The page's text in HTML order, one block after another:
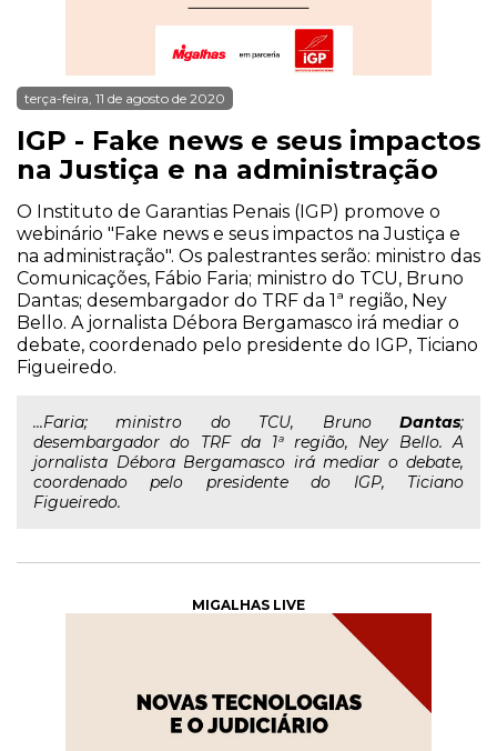
terça-feira, 11 de agosto de 2020
IGP - Fake news e seus impactos
na Justiça e na administração
O Instituto de Garantias Penais (IGP) promove o
webinário "Fake news e seus impactos na Justiça e
na administração". Os palestrantes serão: ministro das
Comunicações, Fábio Faria; ministro do TCU, Bruno
Dantas; desembargador do TRF da 1ª região, Ney
Bello. A jornalista Débora Bergamasco irá mediar o
debate, coordenado pelo presidente do IGP, Ticiano
Figueiredo.
...Faria; ministro do TCU, Bruno Dantas;
desembargador do TRF da 1ª região, Ney Bello. A
jornalista Débora Bergamasco irá mediar o debate,
coordenado pelo presidente do IGP, Ticiano
Figueiredo.
MIGALHAS LIVE